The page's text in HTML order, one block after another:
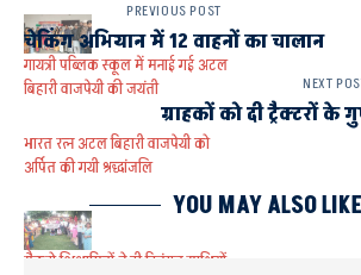
गायत्री पब्लिक स्कूल में मनाई गई अटल
बिहारी वाजपेयी की जयंती
भारत रत्न अटल बिहारी वाजपेयी को
अर्पित की गयी श्रद्धांजलि
सैकड़ो शिक्षामित्रों ने दी दिवंगत साथियों
PREVIOUS POST
चेकिंग अभियान में 12 वाहनों का चालान
NEXT
ग्राहकों को दी ट्रैक्टरों के
YOU MAY ALSO LIKE